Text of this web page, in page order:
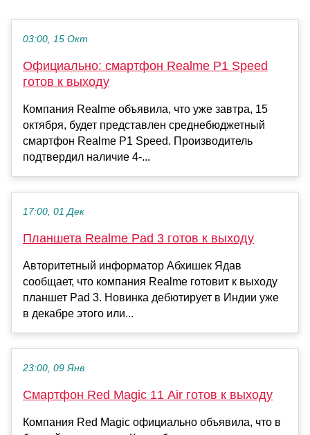
03:00, 15 Окт
Официально: смартфон Realme P1 Speed
готов к выходу
Компания Realme объявила, что уже завтра, 15
октября, будет представлен среднебюджетный
смартфон Realme P1 Speed. Производитель
подтвердил наличие 4-...
17:00, 01 Дек
Планшета Realme Pad 3 готов к выходу
Авторитетный информатор Абхишек Ядав
сообщает, что компания Realme готовит к выходу
планшет Pad 3. Новинка дебютирует в Индии уже
в декабре этого или...
23:00, 09 Янв
Смартфон Red Magic 11 Air готов к выходу
Компания Red Magic официально объявила, что в